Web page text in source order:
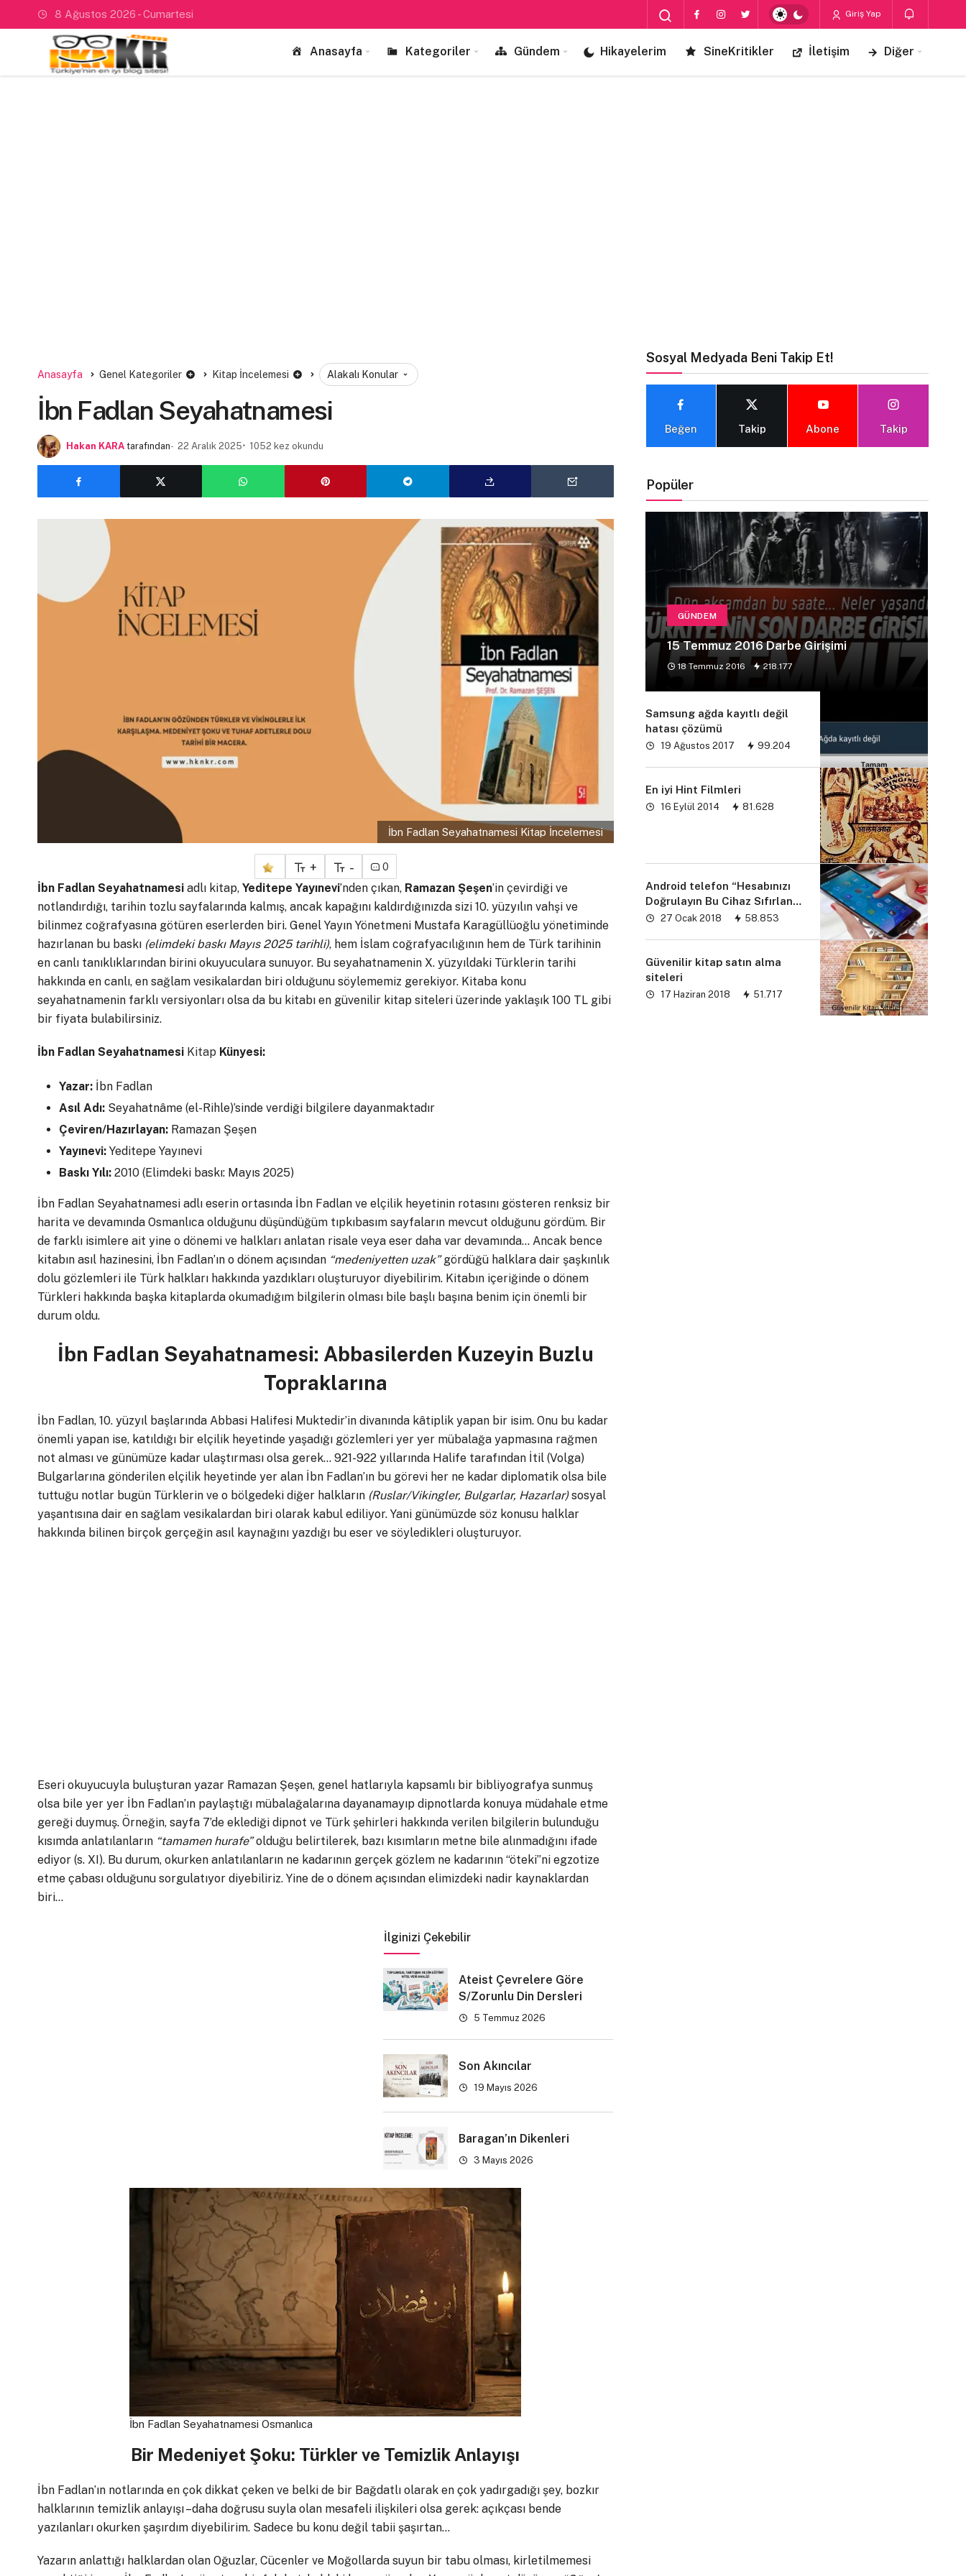
8 Ağustos 2026 - Cumartesi Giriş Yap
Anasayfa Kategoriler Gündem Hikayelerim SineKritikler İletişim Diğer
Anasayfa Genel Kategoriler Kitap İncelemesi Alakalı Konular
İbn Fadlan Seyahatnamesi
Hakan KARA tarafından 22 Aralık 2025 1052 kez okundu
İbn Fadlan Seyahatnamesi Kitap İncelemesi
+ - 0
İbn Fadlan Seyahatnamesi adlı kitap, Yeditepe Yayınevi’nden çıkan, Ramazan Şeşen’in çevirdiği ve
notlandırdığı, tarihin tozlu sayfalarında kalmış, ancak kapağını kaldırdığınızda sizi 10. yüzyılın vahşi ve
bilinmez coğrafyasına götüren eserlerden biri. Genel Yayın Yönetmeni Mustafa Karagüllüoğlu yönetiminde
hazırlanan bu baskı (elimdeki baskı Mayıs 2025 tarihli), hem İslam coğrafyacılığının hem de Türk tarihinin
en canlı tanıklıklarından birini okuyuculara sunuyor. Bu seyahatnamenin X. yüzyıldaki Türklerin tarihi
hakkında en canlı, en sağlam vesikalardan biri olduğunu söylememiz gerekiyor. Kitaba konu
seyahatnamenin farklı versiyonları olsa da bu kitabı en güvenilir kitap siteleri üzerinde yaklaşık 100 TL gibi
bir fiyata bulabilirsiniz.
İbn Fadlan Seyahatnamesi Kitap Künyesi:
Yazar: İbn Fadlan
Asıl Adı: Seyahatnâme (el-Rihle)’sinde verdiği bilgilere dayanmaktadır
Çeviren/Hazırlayan: Ramazan Şeşen
Yayınevi: Yeditepe Yayınevi
Baskı Yılı: 2010 (Elimdeki baskı: Mayıs 2025)
İbn Fadlan Seyahatnamesi adlı eserin ortasında İbn Fadlan ve elçilik heyetinin rotasını gösteren renksiz bir
harita ve devamında Osmanlıca olduğunu düşündüğüm tıpkıbasım sayfaların mevcut olduğunu gördüm. Bir
de farklı isimlere ait yine o dönemi ve halkları anlatan risale veya eser daha var devamında… Ancak bence
kitabın asıl hazinesini, İbn Fadlan’ın o dönem açısından “medeniyetten uzak”gördüğü halklara dair şaşkınlık
dolu gözlemleri ile Türk halkları hakkında yazdıkları oluşturuyor diyebilirim. Kitabın içeriğinde o dönem
Türkleri hakkında başka kitaplarda okumadığım bilgilerin olması bile başlı başına benim için önemli bir
durum oldu.
İbn Fadlan Seyahatnamesi: Abbasilerden Kuzeyin Buzlu
Topraklarına
İbn Fadlan, 10. yüzyıl başlarında Abbasi Halifesi Muktedir’in divanında kâtiplik yapan bir isim. Onu bu kadar
önemli yapan ise, katıldığı bir elçilik heyetinde yaşadığı gözlemleri yer yer mübalağa yapmasına rağmen
not alması ve günümüze kadar ulaştırması olsa gerek… 921-922 yıllarında Halife tarafından İtil (Volga)
Bulgarlarına gönderilen elçilik heyetinde yer alan İbn Fadlan’ın bu görevi her ne kadar diplomatik olsa bile
tuttuğu notlar bugün Türklerin ve o bölgedeki diğer halkların (Ruslar/Vikingler, Bulgarlar, Hazarlar)sosyal
yaşantısına dair en sağlam vesikalardan biri olarak kabul ediliyor. Yani günümüzde söz konusu halklar
hakkında bilinen birçok gerçeğin asıl kaynağını yazdığı bu eser ve söyledikleri oluşturuyor.
Eseri okuyucuyla buluşturan yazar Ramazan Şeşen, genel hatlarıyla kapsamlı bir bibliyografya sunmuş
olsa bile yer yer İbn Fadlan’ın paylaştığı mübalağalarına dayanamayıp dipnotlarda konuya müdahale etme
gereği duymuş. Örneğin, sayfa 7’de eklediği dipnot ve Türk şehirleri hakkında verilen bilgilerin bulunduğu
kısımda anlatılanların “tamamen hurafe”olduğu belirtilerek, bazı kısımların metne bile alınmadığını ifade
ediyor (s. XI). Bu durum, okurken anlatılanların ne kadarının gerçek gözlem ne kadarının “öteki”ni egzotize
etme çabası olduğunu sorgulatıyor diyebiliriz. Yine de o dönem açısından elimizdeki nadir kaynaklardan
biri…
İlginizi Çekebilir
Ateist Çevrelere Göre
S/Zorunlu Din Dersleri
5 Temmuz 2026
Son Akıncılar
19 Mayıs 2026
Baragan’ın Dikenleri
3 Mayıs 2026
İbn Fadlan Seyahatnamesi Osmanlıca
Bir Medeniyet Şoku: Türkler ve Temizlik Anlayışı
İbn Fadlan’ın notlarında en çok dikkat çeken ve belki de bir Bağdatlı olarak en çok yadırgadığı şey, bozkır
halklarının temizlik anlayışı –daha doğrusu suyla olan mesafeli ilişkileri olsa gerek: açıkçası bende
yazılanları okurken şaşırdım diyebilirim. Sadece bu konu değil tabii şaşırtan…
Yazarın anlattığı halklardan olan Oğuzlar, Cücenler ve Moğollarda suyun bir tabu olması, kirletilmemesi
Sosyal Medyada Beni Takip Et!
Beğen Takip Abone Takip
Popüler
GÜNDEM
15 Temmuz 2016 Darbe Girişimi
18 Temmuz 2016 218.177
Samsung ağda kayıtlı değil
hatası çözümü
19 Ağustos 2017 99.204
En iyi Hint Filmleri
16 Eylül 2014 81.628
Android telefon “Hesabınızı
Doğrulayın Bu Cihaz Sıfırlandı
sorunu” çözümü
27 Ocak 2018 58.853
Güvenilir kitap satın alma
siteleri
17 Haziran 2018 51.717